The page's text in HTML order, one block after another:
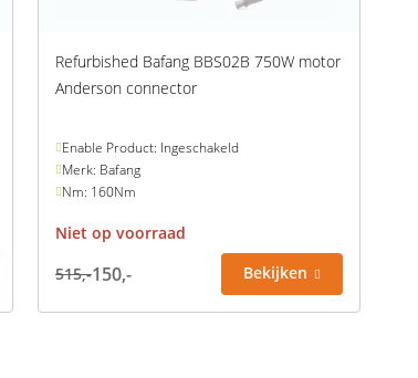
Refurbished Bafang BBS02B 750W motor
Anderson connector
Enable Product: Ingeschakeld
Merk: Bafang
Nm: 160Nm
Niet op voorraad
515,-150,- Bekijken